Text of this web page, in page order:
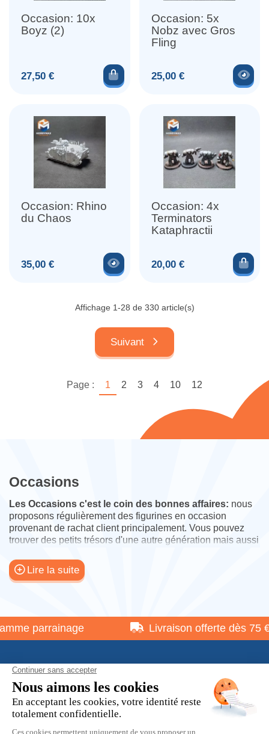
Occasion: 10x
Boyz (2)
Prix
27,50 € Ajouter au panier
Occasion: 5x
Nobz avec Gros
Fling
Prix
25,00 €
Occasion: Rhino
du Chaos
Prix
35,00 € Voir le produit
Occasion: 4x
Terminators
Kataphractii
Prix
20,00 €
Affichage 1-28 de 330 article(s)
Suivant
Page : 1 2 3 4 10 12
Occasions
Les Occasions c'est le coin des bonnes affaires: nous
proposons régulièrement des figurines en occasion
provenant de rachat client principalement. Vous pouvez
trouver des petits trésors d'une autre génération mais aussi
ne rêvez pas, c'est bien ce que vous achetez.
Lire la suite
parrainage Livraison offerte dès 75 €
À propos
Informations pratiques